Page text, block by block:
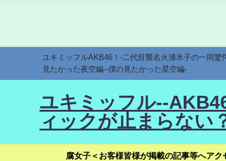
ユキミッフルAKB46！-二代目襲名火浦氷子の一同
見たかった夜空編--僕の見たかった星空編-
ユキミッフル--
ィックが止まらない
腐女子＜お客様皆様が掲載の記事等へア